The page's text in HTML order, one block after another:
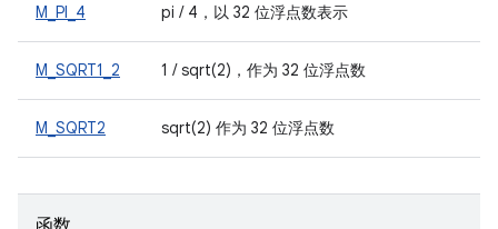
M_PI_4 pi / 4，以 32 位浮点数表示
M_SQRT1_2 1 / sqrt(2)，作为 32 位浮点数
M_SQRT2 sqrt(2) 作为 32 位浮点数